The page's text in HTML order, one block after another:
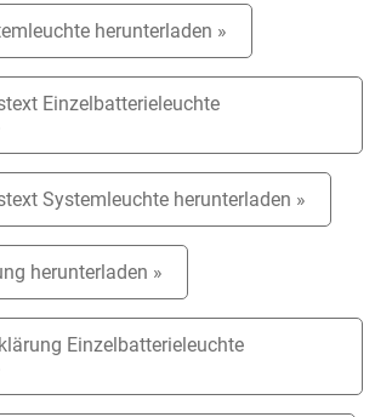
herunterladen »
Systemleuchte herunterladen »
herunterladen »
Einzelbatterieleuchte
Einzelbatterieleuchte